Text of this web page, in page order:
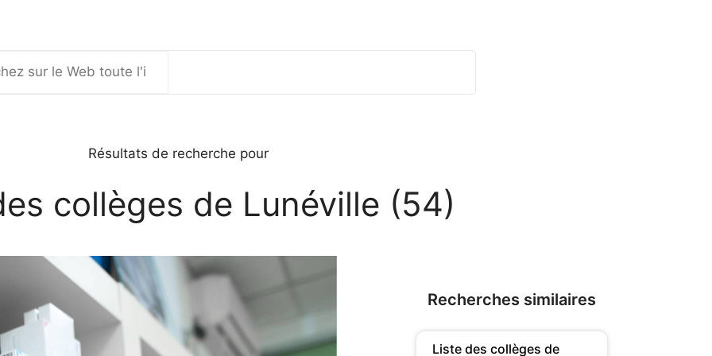
Résultats de recherche pour
collèges de Lunéville (54)
Recherches similaires
Liste des collèges de